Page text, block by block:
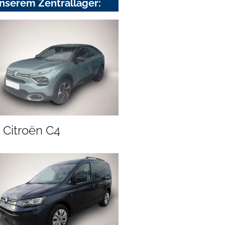
Zentrallager:
Citroën C4